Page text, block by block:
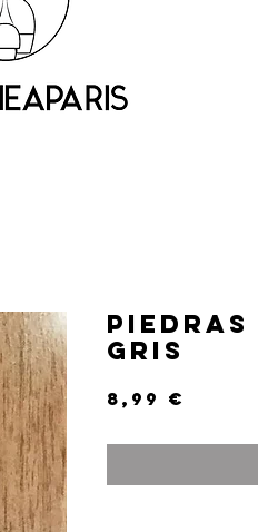
PIEDRAS
GRIS
8,99 €